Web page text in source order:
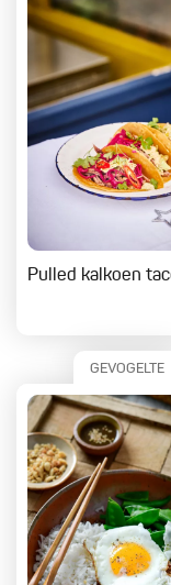
Pulled kalkoen
GEVOGELTE